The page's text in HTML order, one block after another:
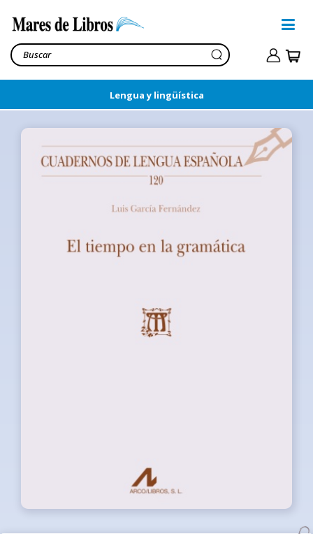
Lengua y lingüística